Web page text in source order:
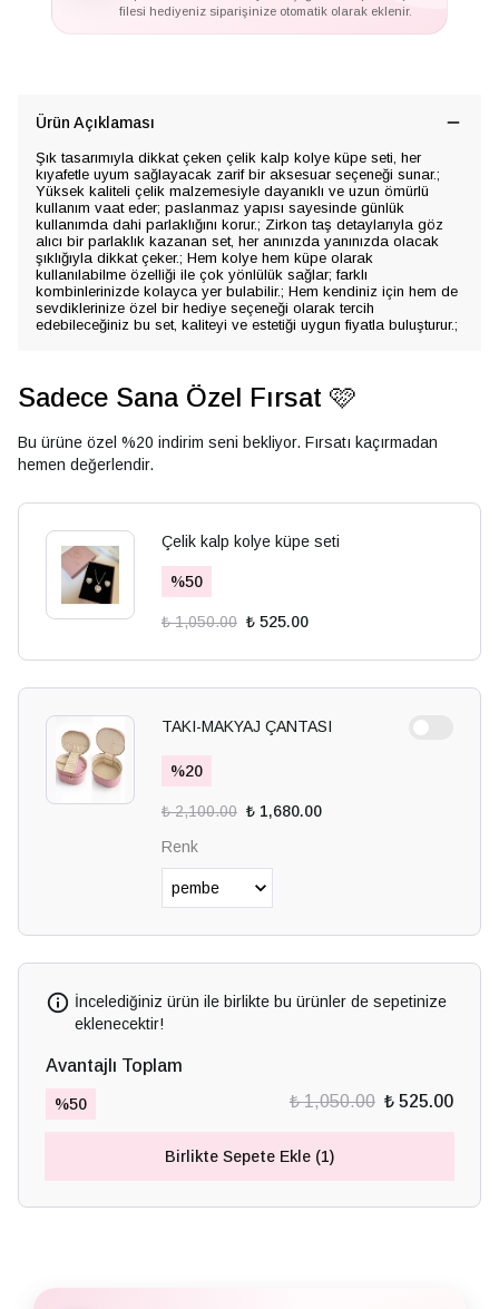
filesi hediyeniz siparişinize otomatik olarak eklenir.
Ürün Açıklaması
Şık tasarımıyla dikkat çeken çelik kalp kolye küpe seti, her
kıyafetle uyum sağlayacak zarif bir aksesuar seçeneği sunar.;
Yüksek kaliteli çelik malzemesiyle dayanıklı ve uzun ömürlü
kullanım vaat eder; paslanmaz yapısı sayesinde günlük
kullanımda dahi parlaklığını korur.; Zirkon taş detaylarıyla göz
alıcı bir parlaklık kazanan set, her anınızda yanınızda olacak
şıklığıyla dikkat çeker.; Hem kolye hem küpe olarak
kullanılabilme özelliği ile çok yönlülük sağlar; farklı
kombinlerinizde kolayca yer bulabilir.; Hem kendiniz için hem de
sevdiklerinize özel bir hediye seçeneği olarak tercih
edebileceğiniz bu set, kaliteyi ve estetiği uygun fiyatla buluşturur.;
Sadece Sana Özel Fırsat 🩷
Bu ürüne özel %20 indirim seni bekliyor. Fırsatı kaçırmadan
hemen değerlendir.
Çelik kalp kolye küpe seti
%50
₺ 1,050.00 ₺ 525.00
TAKI-MAKYAJ ÇANTASI
%20
₺ 2,100.00 ₺ 1,680.00
Renk
İncelediğiniz ürün ile birlikte bu ürünler de sepetinize
eklenecektir!
Avantajlı Toplam
%50 ₺ 1,050.00 ₺ 525.00
Birlikte Sepete Ekle (1)